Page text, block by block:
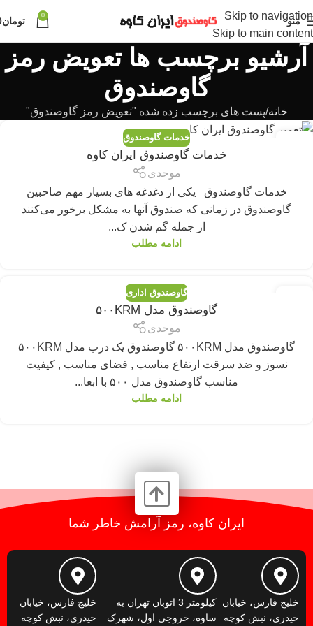
Skip to navigation
Skip to main content
منو 0 تومان
آرشیو برچسب ها تعویض رمز
گاوصندوق
خانه پست های برچسب زده شده "تعویض رمز گاوصندوق"
24 خدمات گاوصندوق
خدمات گاوصندوق ایران کاوه
موحدی
خدمات گاوصندوق یکی از دغدغه های بسیار مهم صاحبین
گاوصندوق در زمانی که صندوق آنها به مشکل برخور می‌کنند
از جمله گم شدن ک...
ادامه مطلب
گاوصندوق اداری
گاوصندوق مدل ۵۰۰KRM
موحدی
گاوصندوق مدل ۵۰۰KRM گاوصندوق یک درب مدل ۵۰۰KRM
نسوز و ضد سرقت ارتفاع مناسب , فضای مناسب , کیفیت
مناسب گاوصندوق مدل ۵۰۰ با ابعا...
ادامه مطلب
ایران کاوه، رمز آرامش خاطر شما
خلیج فارس، خیابان
حیدری، نبش کوچه
کیلومتر 3 اتوبان تهران به
ساوه، خروجی اول، شهرک
خلیج فارس، خیابان
حیدری، نبش کوچه